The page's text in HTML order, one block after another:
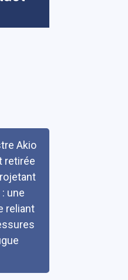
Akio
retirée
une
reliant